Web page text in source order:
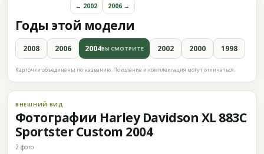
Годы этой модели
← 2002 2006 →
2008 2006 2004ВЫ СМОТРИТЕ 2002 2000 1998
Карточки объединены по названию. Поколение и комплектация могут отличаться.
ВНЕШНИЙ ВИД
Фотографии Harley Davidson XL 883C
Sportster Custom 2004
2 фото